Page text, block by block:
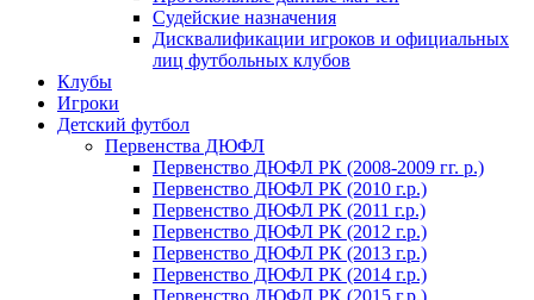
Судейские назначения
Дисквалификации игроков и официальных
лиц футбольных клубов
Клубы
Игроки
Детский футбол
Первенства ДЮФЛ
Первенство ДЮФЛ РК (2008-2009 гг. р.)
Первенство ДЮФЛ РК (2010 г.р.)
Первенство ДЮФЛ РК (2011 г.р.)
Первенство ДЮФЛ РК (2012 г.р.)
Первенство ДЮФЛ РК (2013 г.р.)
Первенство ДЮФЛ РК (2014 г.р.)
Первенство ДЮФЛ РК (2015 г.р.)